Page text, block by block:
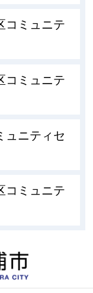
コミュニテ
コミュニテ
ュニティセ
コミュニテ